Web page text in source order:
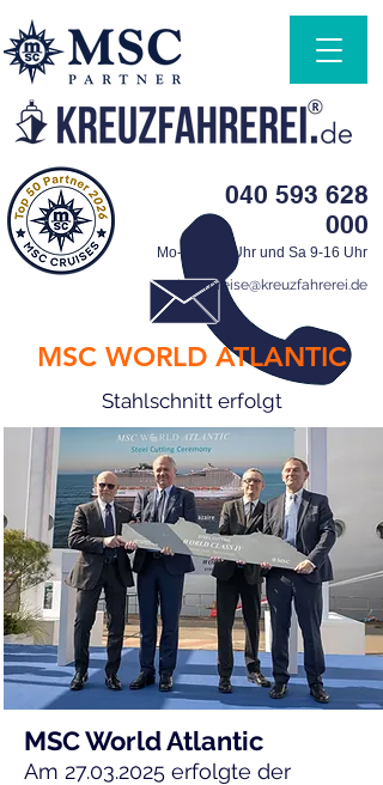
040 593 628
000
traumreise@kreuzfahrerei.de
Mo-Fr 9-19 Uhr und Sa 9-16 Uhr
MSC WORLD ATLANTIC
Stahlschnitt erfolgt
MSC World Atlantic
Am 27.03.2025 erfolgte der